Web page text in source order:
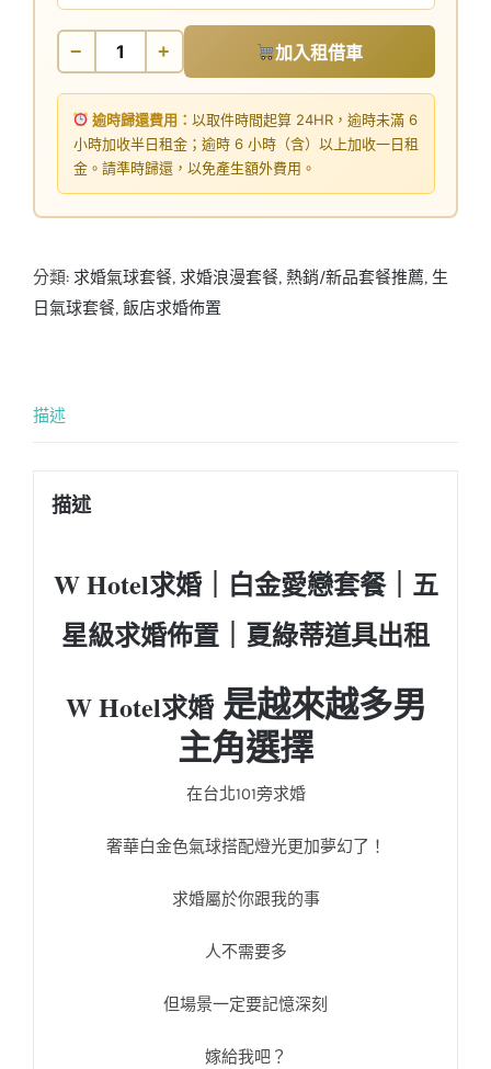
− + 加入租借車
逾時歸還費用：以取件時間起算 24HR，逾時未滿 6
小時加收半日租金；逾時 6 小時（含）以上加收一日租
金。請準時歸還，以免產生額外費用。
分類: 求婚氣球套餐, 求婚浪漫套餐, 熱銷/新品套餐推薦, 生
日氣球套餐, 飯店求婚佈置
描述
描述
W Hotel求婚｜白金愛戀套餐｜五
星級求婚佈置
夏綠蒂道具出租
W Hotel求婚 是越來越多男
主角選擇
在台北101旁求婚
奢華白金色氣球搭配燈光更加夢幻了！
求婚屬於你跟我的事
人不需要多
但場景一定要記憶深刻
嫁給我吧？